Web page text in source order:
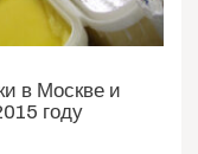
в Москве и
году